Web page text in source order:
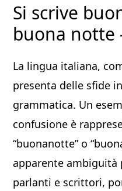
Si scrive
buona notte​
La lingua italiana,
presenta delle sfide
grammatica. Un
confusione è
“buonanotte” o
apparente ambiguità
parlanti e scrittori,